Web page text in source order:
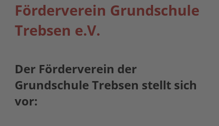
Förderverein Grundschule
Trebsen e.V.
Der Förderverein der
Grundschule Trebsen stellt sich
vor: